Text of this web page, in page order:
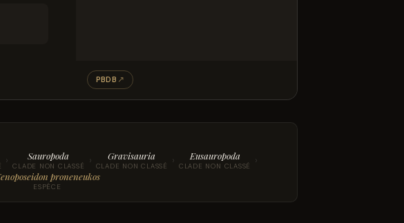
PBDB ↗
› Sauropoda
CLADE NON CLASSÉ › Gravisauria
CLADE NON CLASSÉ › Eusauropoda
CLADE NON CLASSÉ ›
proneneukos
ESPÈCE